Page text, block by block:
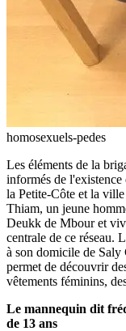
homosexuels-pedes
Les éléments de la
informés de l'existence
la Petite-Côte et la
Thiam, un jeune
Deukk de Mbour et
centrale de ce réseau.
à son domicile de Saly
permet de découvrir
vêtements féminins,
Le mannequin dit
de 13 ans